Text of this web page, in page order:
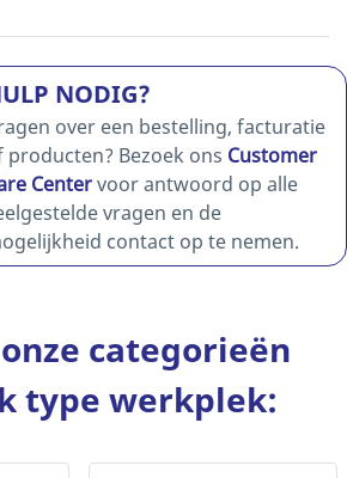
NODIG?
over een bestelling, facturatie
producten? Bezoek ons Customer
Centervoor antwoord op alle
vragen en de
contact op te nemen.
categorieën
type werkplek: